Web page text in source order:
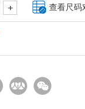
查看尺码